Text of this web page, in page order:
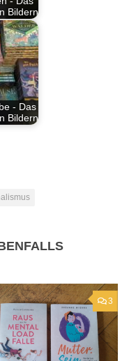
Bildern
- Das
Bildern
3